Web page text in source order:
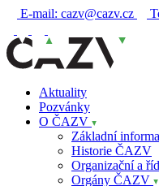
E-mail: cazv@cazv.cz
Aktuality
Pozvánky
O ČAZV
Základní
Historie ČAZV
Organizační a
Orgány ČAZV